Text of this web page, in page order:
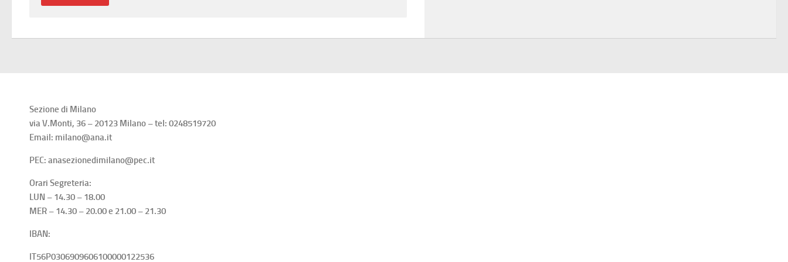
Sezione di Milano
via V.Monti, 36 – 20123 Milano – tel: 0248519720
Email: milano@ana.it
PEC: anasezionedimilano@pec.it
Orari Segreteria:
LUN – 14.30 – 18.00
MER – 14.30 – 20.00 e 21.00 – 21.30
IBAN:
IT56P0306909606100000122536